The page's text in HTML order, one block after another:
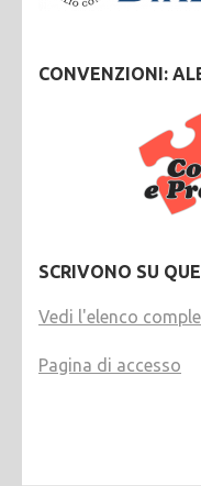
CONVENZIONI:
SCRIVONO SU
Vedi l'elenco
Pagina di accesso